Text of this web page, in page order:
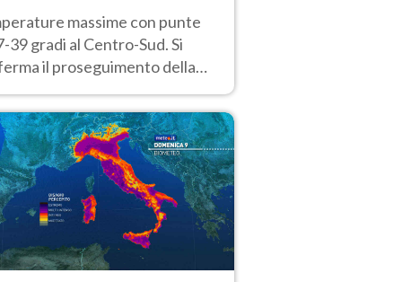
di calore
massime con punte
39 gradi al Centro-Sud. Si
il proseguimento della
di Ferragosto